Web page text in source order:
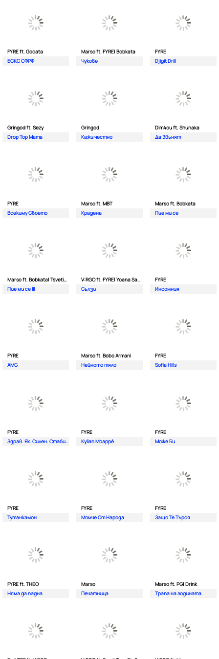
FYRE ft. Gocata
БСКС СФРФ
Marso ft. FYRE| Bobkata
Чукове
FYRE
Djigit Drill
Gringod ft. Sezy
Drop Top Mama
Gringod
Кажи честно
Dim4ou ft. Shunaka
Да Звънят
FYRE
Всекиму Своето
Marso ft. MBT
Крадена
Marso ft. Bobkata
Пие ми се
Marso ft. Bobkata| Tsvetina
Пие ми се III
V:RGO ft. FYRE| Yoana Sashova
Сълзи
FYRE
Инсомния
FYRE
AMG
Marso ft. Bobo Armani
Нейното тяло
FYRE
Sofia Hills
FYRE
Здрав. Як. Силен. Стабилен.
FYRE
Kylian Mbappé
FYRE
Може Би
FYRE
Тутанкамон
FYRE
Момче От Народа
FYRE
Защо Те Търся
FYRE ft. THEO
Няма да падна
Marso
Печатница
Marso ft. PG| Drink
Трапа на годината